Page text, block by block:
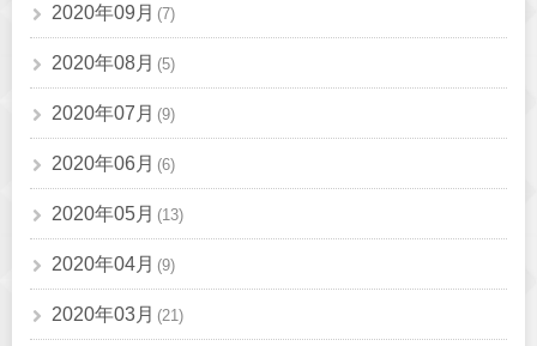
2020年09月 (7)
2020年08月 (5)
2020年07月 (9)
2020年06月 (6)
2020年05月 (13)
2020年04月 (9)
2020年03月 (21)